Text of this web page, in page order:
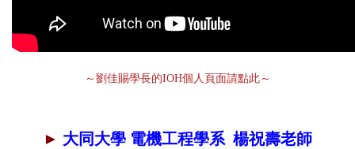
～劉佳賜學長的IOH個人頁面請點此～
► 大同大學 電機工程學系 楊祝壽老師